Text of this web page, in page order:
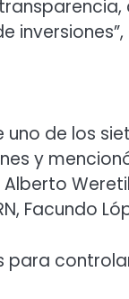
inversiones”,
de los
y
Facundo